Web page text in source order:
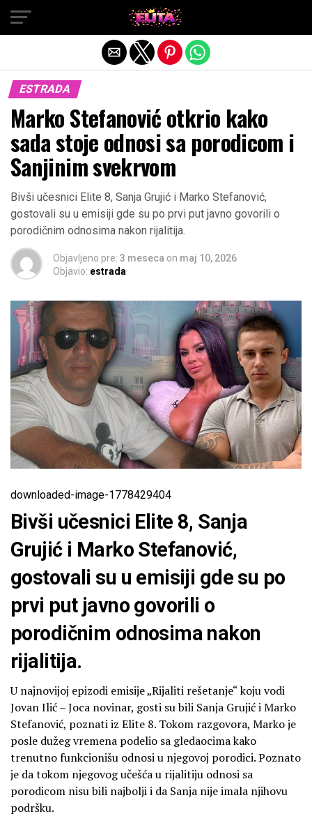
ESTRADA
Marko Stefanović otkrio kako
sada stoje odnosi sa porodicom i
Sanjinim svekrvom
Bivši učesnici Elite 8, Sanja Grujić i Marko Stefanović,
gostovali su u emisiji gde su po prvi put javno govorili o
porodičnim odnosima nakon rijalitija.
Objavljeno pre: 3 meseca on maj 10, 2026
Objavio: estrada
downloaded-image-1778429404
Bivši učesnici Elite 8, Sanja
Grujić i Marko Stefanović,
gostovali su u emisiji gde su po
prvi put javno govorili o
porodičnim odnosima nakon
rijalitija.
U najnovijoj epizodi emisije „Rijaliti rešetanje“ koju vodi
Jovan Ilić – Joca novinar, gosti su bili Sanja Grujić i Marko
Stefanović, poznati iz Elite 8. Tokom razgovora, Marko je
posle dužeg vremena podelio sa gledaocima kako
trenutno funkcionišu odnosi u njegovoj porodici. Poznato
je da tokom njegovog učešća u rijalitiju odnosi sa
porodicom nisu bili najbolji i da Sanja nije imala njihovu
podršku.
Exit mobile version